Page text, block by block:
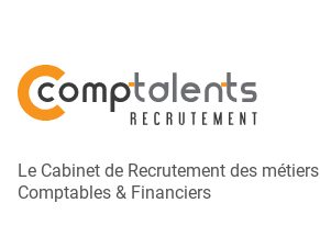
Le Cabinet de Recrutement des métiers
Comptables & Financiers